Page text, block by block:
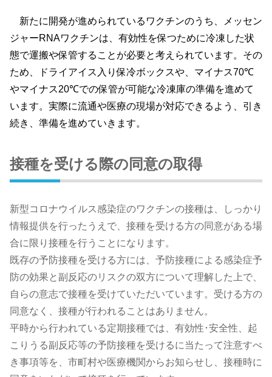
新たに開発が進められているワクチンのうち、メッセン
ジャーRNAワクチンは、有効性を保つために冷凍した状
態で運搬や保管することが必要と考えられています。その
ため、ドライアイス入り保冷ボックスや、マイナス70℃
やマイナス20℃での保管が可能な冷凍庫の準備を進めて
います。実際に流通や医療の現場が対応できるよう、引き
続き、準備を進めていきます。
接種を受ける際の同意の取得
新型コロナウイルス感染症のワクチンの接種は、しっかり
情報提供を行ったうえで、接種を受ける方の同意がある場
合に限り接種を行うことになります。
既存の予防接種を受ける方には、予防接種による感染症予
防の効果と副反応のリスクの双方について理解した上で、
自らの意志で接種を受けていただいています。受ける方の
同意なく、接種が行われることはありません。
平時から行われている定期接種では、有効性･安全性、起
こりうる副反応等の予防接種を受けるに当たって注意すべ
き事項等を、市町村や医療機関からお知らせし、接種時に